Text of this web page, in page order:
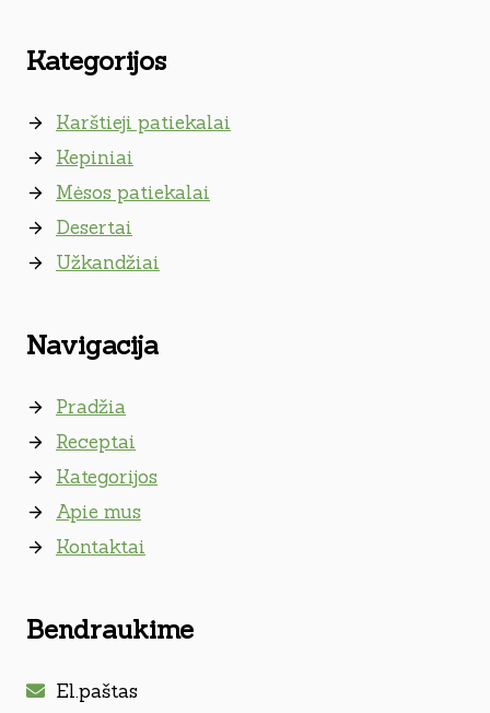
Kategorijos
Karštieji patiekalai
Kepiniai
Mėsos patiekalai
Desertai
Užkandžiai
Navigacija
Pradžia
Receptai
Kategorijos
Apie mus
Kontaktai
Bendraukime
El.paštas